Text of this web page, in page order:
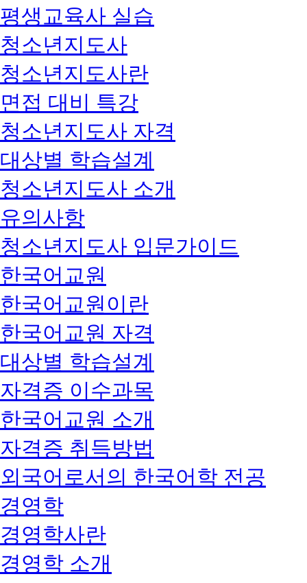
평생교육사 실습
청소년지도사
청소년지도사란
면접 대비 특강
청소년지도사 자격
대상별 학습설계
청소년지도사 소개
유의사항
청소년지도사 입문가이드
한국어교원
한국어교원이란
한국어교원 자격
대상별 학습설계
자격증 이수과목
한국어교원 소개
자격증 취득방법
외국어로서의 한국어학 전공
경영학
경영학사란
경영학 소개